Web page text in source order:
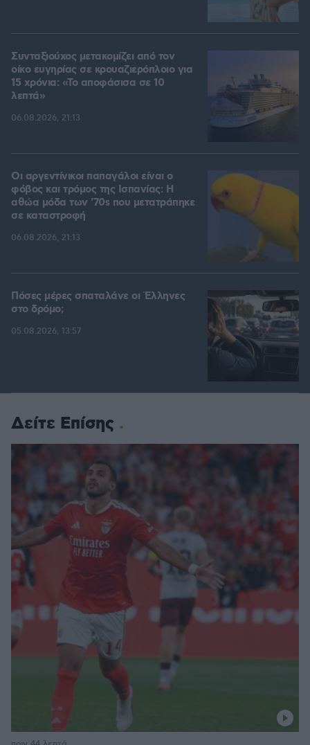
Συνταξιούχος μετακομίζει από τον
οίκο ευγηρίας σε κρουαζιερόπλοιο για
15 χρόνια: «Το αποφάσισα σε 10
λεπτά»
06.08.2026, 21:13
Οι αργεντίνικοι παπαγάλοι είναι ο
φόβος και τρόμος της Ισπανίας: Η
αθώα μόδα των '70s που μετατράπηκε
σε καταστροφή
06.08.2026, 21:13
Πόσες μέρες σπαταλάνε οι Έλληνες
στο δρόμο;
05.08.2026, 13:57
Δείτε Επίσης